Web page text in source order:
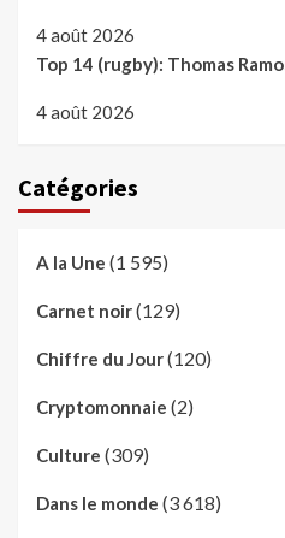
4 août 2026
Top 14 (rugby): Thomas
4 août 2026
Catégories
A la Une (1 595)
Carnet noir(129)
Chiffre du Jour(120)
Cryptomonnaie (2)
Culture (309)
Dans le monde (3 618)